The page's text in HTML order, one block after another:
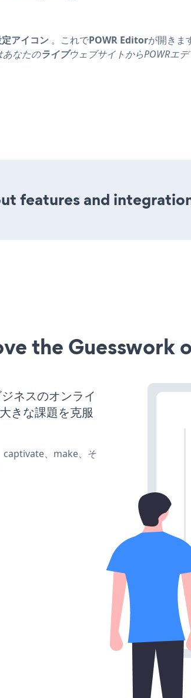
アイコン 。これでPOWR Editorが開きま
あなたのライブウェブサイトからPOWRエ
features and
the Guesswork
ネスのオンライ
きな課題を克服
、make、そ